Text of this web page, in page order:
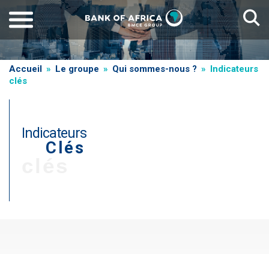
au
contenu
principal
Fil
Accueil Le groupe Qui sommes-nous ?
Indicateurs
clés
Indicateurs
Clés